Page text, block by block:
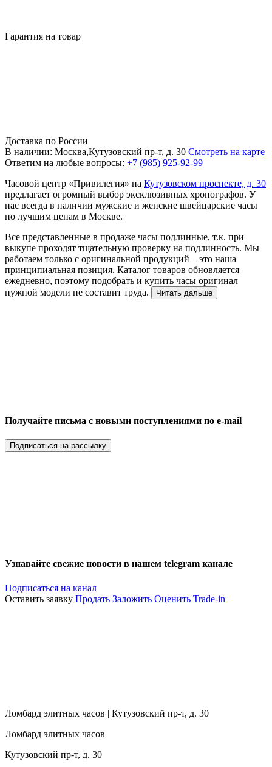
Гарантия на товар
Доставка по России
В наличии: Москва,Кутузовский пр-т, д. 30 Смотреть на карте
Ответим на любые вопросы: +7 (985) 925-92-99
Часовой центр «Привилегия» на Кутузовском проспекте, д. 30
предлагает огромный выбор эксклюзивных хронографов. У
нас всегда в наличии мужские и женские швейцарские часы
по лучшим ценам в Москве.
Все представленные в продаже часы подлинные, т.к. при
выкупе проходят тщательную проверку на подлинность. Мы
работаем только с оригинальной продукций – это наша
принципиальная позиция. Каталог товаров обновляется
ежедневно, поэтому подобрать и купить часы оригинал
нужной модели не составит труда.
Читать дальше
Получайте письма с новыми поступлениями по e-mail
Подписаться на рассылку
Узнавайте свежие новости в нашем telegram канале
Подписаться на канал
Оставить заявку Продать Заложить Оценить Trade-in
Ломбард элитных часов | Кутузовский пр-т, д. 30
Ломбард элитных часов
Кутузовский пр-т, д. 30